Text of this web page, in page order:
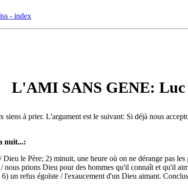
- index
L'AMI SANS GENE: Luc
à prier. L'argument est le suivant: Si déjà nous
nuit...:
le Père; 2) minuit, une heure où on ne dérange pas
prions Dieu pour des hommes qu'il connaît et qu'il
un refus égoïste / l'exaucement d'un Dieu aimant.